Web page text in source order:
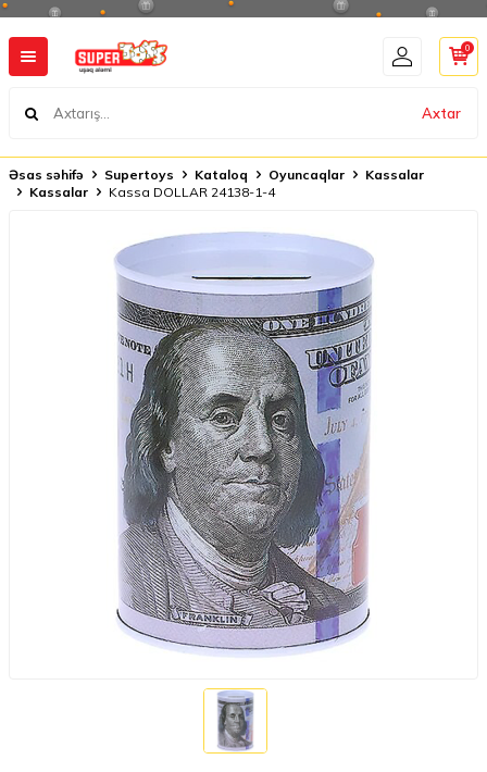
Axtar
0
Əsas səhifə Supertoys Kataloq Oyuncaqlar
Kassalar
Kassalar
Kassa DOLLAR 24138-1-4